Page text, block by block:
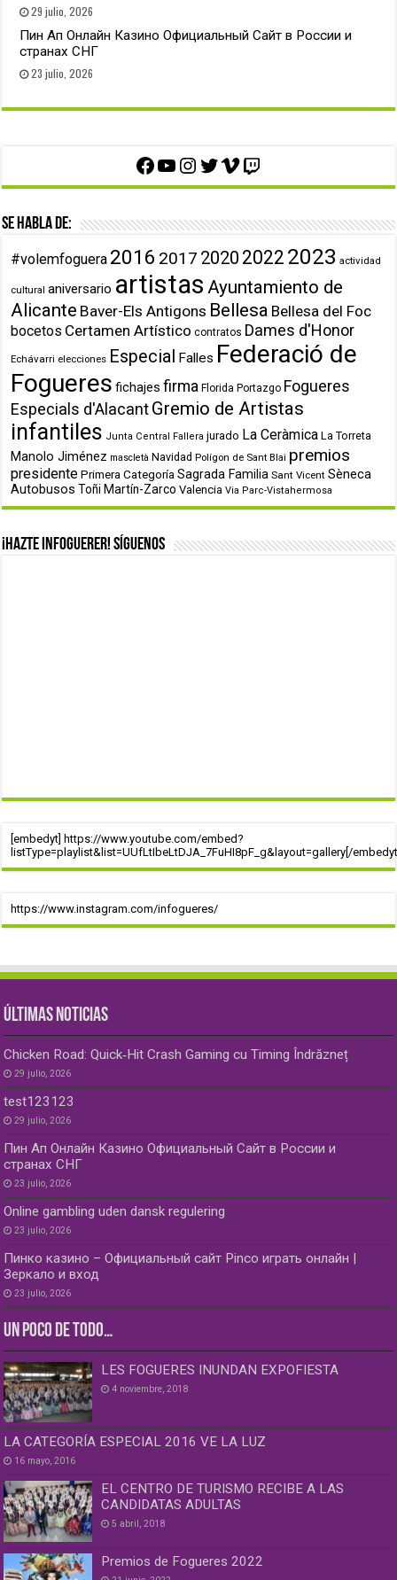
29 julio, 2026
Пин Ап Онлайн Казино Официальный Сайт в России и
странах СНГ
23 julio, 2026
Facebook
YouTube
Instagram
Twitter
Vimeo
Twitch
Se habla de:
#volemfoguera 2016 2017 2020 2022 2023 actividad
cultural aniversario artistas Ayuntamiento de
Alicante Baver-Els Antigons Bellesa Bellesa del Foc
bocetos Certamen Artístico contratos Dames d'Honor
Echávarri elecciones Especial Falles Federació de
Fogueres fichajes firma Florida Portazgo Fogueres
Especials d'AlacantGremio de Artistas
infantiles Junta Central Fallera jurado La Ceràmica La Torreta
Manolo Jiménez mascletà Navidad Polígon de Sant Blai premios
presidente Primera Categoría Sagrada Familia Sant Vicent Sèneca
Autobusos Toñi Martín-Zarco Valencia Via Parc-Vistahermosa
¡Hazte infoguerer! Síguenos
[embedyt] https://www.youtube.com/embed?
listType=playlist&list=UUfLtIbeLtDJA_7FuHI8pF_g&layout=gallery[/
https://www.instagram.com/infogueres/
ÚLTIMAS NOTICIAS
Chicken Road: Quick‑Hit Crash Gaming cu Timing Îndrăzneț
29 julio, 2026
test123123
29 julio, 2026
Пин Ап Онлайн Казино Официальный Сайт в России и
странах СНГ
23 julio, 2026
Online gambling uden dansk regulering
23 julio, 2026
Пинко казино – Официальный сайт Pinco играть онлайн |
Зеркало и вход
23 julio, 2026
UN POCO DE TODO…
LES FOGUERES INUNDAN EXPOFIESTA
4 noviembre, 2018
LA CATEGORÍA ESPECIAL 2016 VE LA LUZ
16 mayo, 2016
EL CENTRO DE TURISMO RECIBE A LAS
CANDIDATAS ADULTAS
5 abril, 2018
Premios de Fogueres 2022